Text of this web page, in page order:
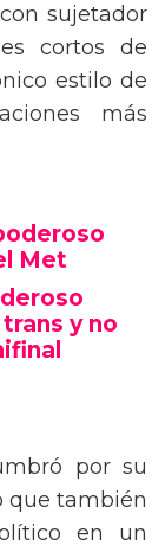
sujetador
cortos de
estilo de
más
Met
y no
por su
que también
en un